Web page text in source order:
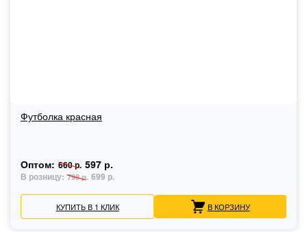
Футболка красная
Оптом: 660 р. 597 р.
В розницу: 798 р. 699 р.
КУПИТЬ В 1 КЛИК В КОРЗИНУ